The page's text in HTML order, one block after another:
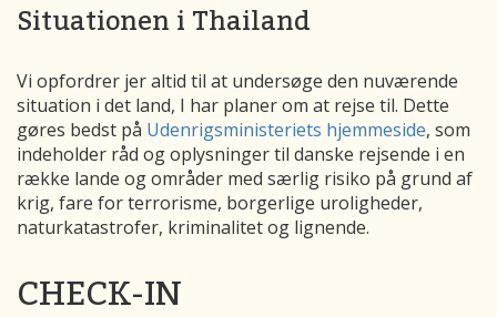
Situationen i Thailand
Vi opfordrer jer altid til at undersøge den nuværende
situation i det land, I har planer om at rejse til. Dette
gøres bedst på Udenrigsministeriets hjemmeside, som
indeholder råd og oplysninger til danske rejsende i en
række lande og områder med særlig risiko på grund af
krig, fare for terrorisme, borgerlige uroligheder,
naturkatastrofer, kriminalitet og lignende.
CHECK-IN